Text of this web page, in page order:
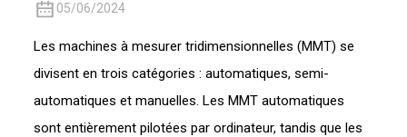
05/06/2024
Les machines à mesurer tridimensionnelles (MMT) se
divisent en trois catégories : automatiques, semi-
automatiques et manuelles. Les MMT automatiques
sont entièrement pilotées par ordinateur, tandis que les